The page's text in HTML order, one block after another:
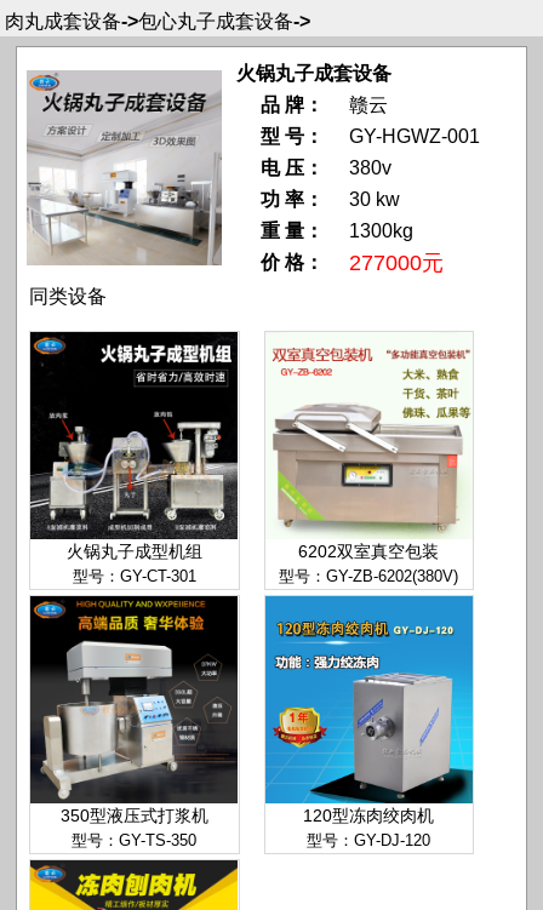
肉丸成套设备->包心丸子成套设备->
火锅丸子成套设备
品 牌：
赣云
型 号：
GY-HGWZ-001
电 压：
380v
功 率：
30 kw
重 量：
1300kg
价 格：
277000元
同类设备
火锅丸子成型机组
型号：GY-CT-301
6202双室真空包装
型号：GY-ZB-6202(380V)
350型液压式打浆机
型号：GY-TS-350
120型冻肉绞肉机
型号：GY-DJ-120